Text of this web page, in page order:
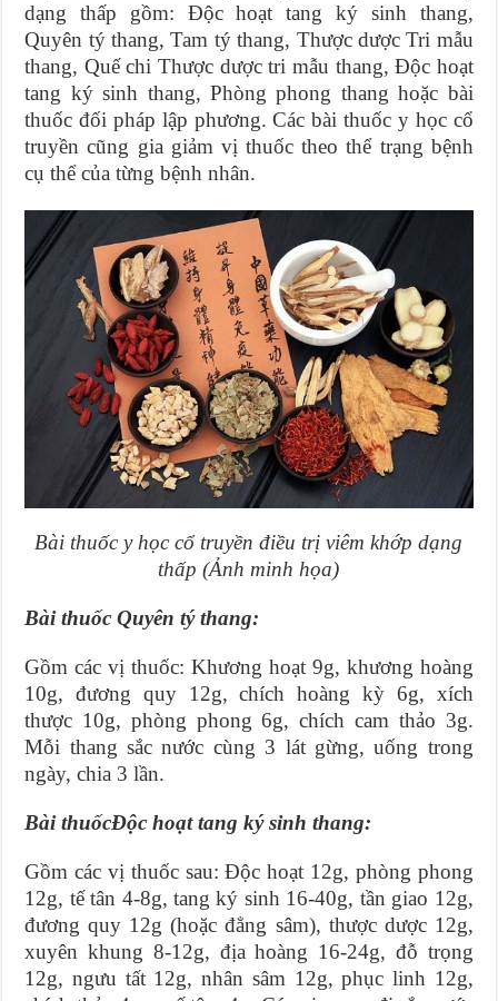
dạng thấp gồm: Độc hoạt tang ký sinh thang,
Quyên tý thang, Tam tý thang, Thược dược Tri mẫu
thang, Quế chi Thược dược tri mẫu thang, Độc hoạt
tang ký sinh thang, Phòng phong thang hoặc bài
thuốc đối pháp lập phương. Các bài thuốc y học cổ
truyền cũng gia giảm vị thuốc theo thể trạng bệnh
cụ thể của từng bệnh nhân.
Bài thuốc y học cổ truyền điều trị viêm khớp dạng
thấp (Ảnh minh họa)
Bài thuốc Quyên tý thang:
Gồm các vị thuốc: Khương hoạt 9g, khương hoàng
10g, đương quy 12g, chích hoàng kỳ 6g, xích
thược 10g, phòng phong 6g, chích cam thảo 3g.
Mỗi thang sắc nước cùng 3 lát gừng, uống trong
ngày, chia 3 lần.
Bài thuốcĐộc hoạt tang ký sinh thang:
Gồm các vị thuốc sau: Độc hoạt 12g, phòng phong
12g, tế tân 4-8g, tang ký sinh 16-40g, tần giao 12g,
đương quy 12g (hoặc đẳng sâm), thược dược 12g,
xuyên khung 8-12g, địa hoàng 16-24g, đỗ trọng
12g, ngưu tất 12g, nhân sâm 12g, phục linh 12g,